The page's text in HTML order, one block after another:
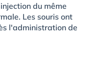
du même
Les souris ont
l'administration de